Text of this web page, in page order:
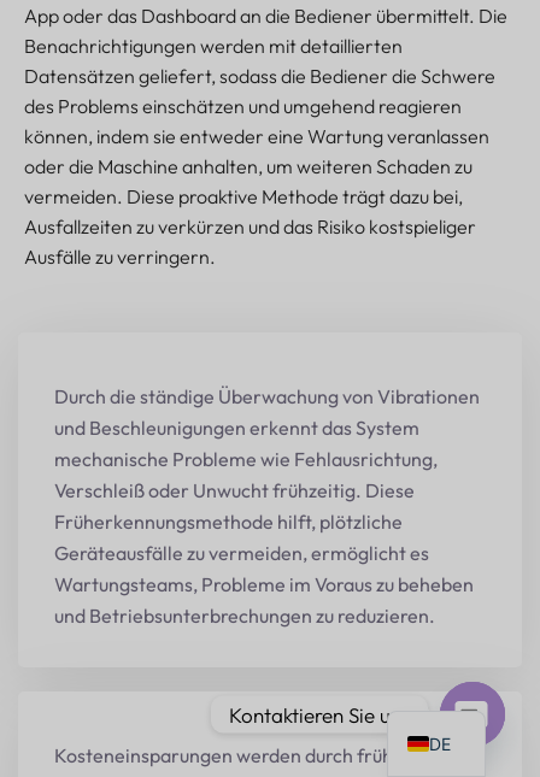
App oder das Dashboard an die Bediener übermittelt. Die
Benachrichtigungen werden mit detaillierten
Datensätzen geliefert, sodass die Bediener die Schwere
des Problems einschätzen und umgehend reagieren
können, indem sie entweder eine Wartung veranlassen
oder die Maschine anhalten, um weiteren Schaden zu
vermeiden. Diese proaktive Methode trägt dazu bei,
Ausfallzeiten zu verkürzen und das Risiko kostspieliger
Ausfälle zu verringern.
Durch die ständige Überwachung von Vibrationen
und Beschleunigungen erkennt das System
mechanische Probleme wie Fehlausrichtung,
Verschleiß oder Unwucht frühzeitig. Diese
Früherkennungsmethode hilft, plötzliche
Geräteausfälle zu vermeiden, ermöglicht es
Wartungsteams, Probleme im Voraus zu beheben
und Betriebsunterbrechungen zu reduzieren.
Kosteneinsparungen werden durch frühzeitiges
DE
EN
KO
FR
AR
PT
Kontaktieren Sie uns